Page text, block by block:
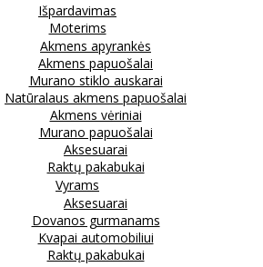
Išpardavimas
Moterims
Akmens apyrankės
Akmens papuošalai
Murano stiklo auskarai
Natūralaus akmens papuošalai
Akmens vėriniai
Murano papuošalai
Aksesuarai
Raktų pakabukai
Vyrams
Aksesuarai
Dovanos gurmanams
Kvapai automobiliui
Raktų pakabukai